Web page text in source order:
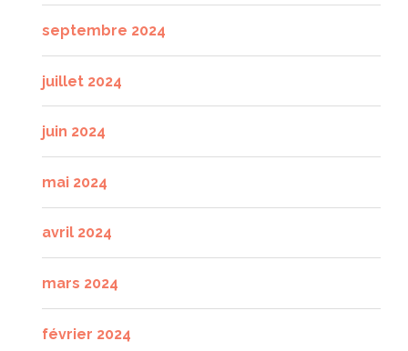
septembre 2024
juillet 2024
juin 2024
mai 2024
avril 2024
mars 2024
février 2024